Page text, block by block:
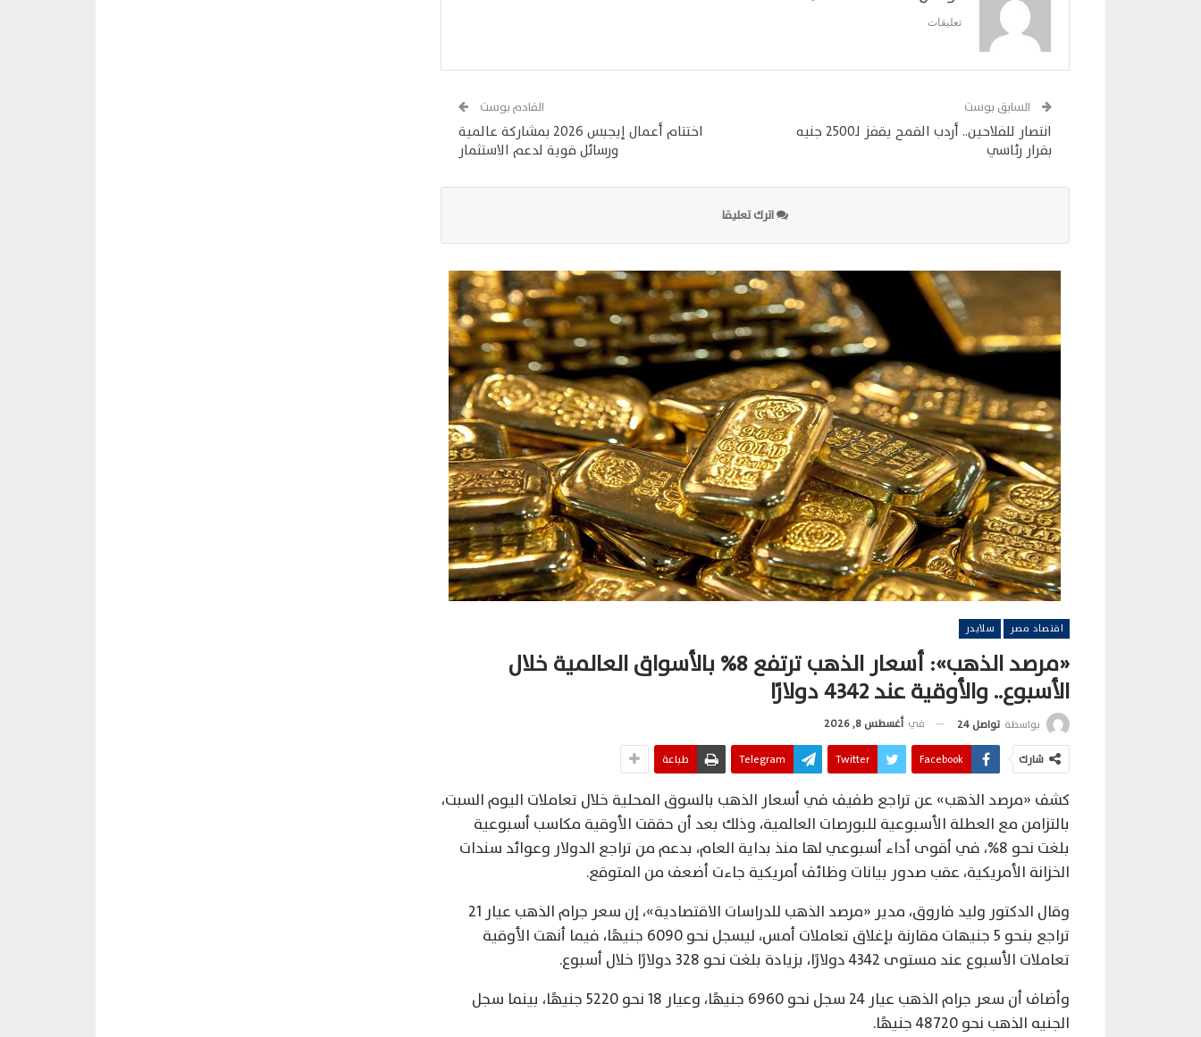
تعليقات
السابق بوست
انتصار للفلاحين.. أردب القمح يقفز لـ2500 جنيه
بقرار رئاسي
القادم بوست
اختتام أعمال إيجبس 2026 بمشاركة عالمية
ورسائل قوية لدعم الاستثمار
اترك تعليقا
اقتصاد مصر سلايدر
«مرصد الذهب»: أسعار الذهب ترتفع 8% بالأسواق العالمية خلال
الأسبوع.. والأوقية عند 4342 دولارًا
بواسطة تواصل 24 في أغسطس 8, 2026
شارك Facebook
Twitter
Telegram طباعة
كشف «مرصد الذهب» عن تراجع طفيف في أسعار الذهب بالسوق المحلية خلال تعاملات اليوم السبت،
بالتزامن مع العطلة الأسبوعية للبورصات العالمية، وذلك بعد أن حققت الأوقية مكاسب أسبوعية
بلغت نحو 8%، في أقوى أداء أسبوعي لها منذ بداية العام، بدعم من تراجع الدولار وعوائد سندات
الخزانة الأمريكية، عقب صدور بيانات وظائف أمريكية جاءت أضعف من المتوقع.
وقال الدكتور وليد فاروق، مدير «مرصد الذهب للدراسات الاقتصادية»، إن سعر جرام الذهب عيار 21
تراجع بنحو 5 جنيهات مقارنة بإغلاق تعاملات أمس، ليسجل نحو 6090 جنيهًا، فيما أنهت الأوقية
تعاملات الأسبوع عند مستوى 4342 دولارًا، بزيادة بلغت نحو 328 دولارًا خلال أسبوع.
وأضاف أن سعر جرام الذهب عيار 24 سجل نحو 6960 جنيهًا، وعيار 18 نحو 5220 جنيهًا، بينما سجل
الجنيه الذهب نحو 48720 جنيهًا.